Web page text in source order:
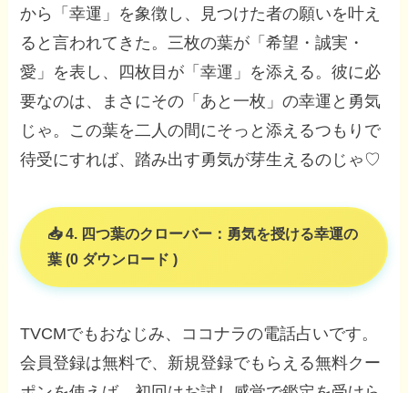
から「幸運」を象徴し、見つけた者の願いを叶え
ると言われてきた。三枚の葉が「希望・誠実・
愛」を表し、四枚目が「幸運」を添える。彼に必
要なのは、まさにその「あと一枚」の幸運と勇気
じゃ。この葉を二人の間にそっと添えるつもりで
待受にすれば、踏み出す勇気が芽生えるのじゃ♡
4. 四つ葉のクローバー：勇気を授ける幸運の
葉 (0 ダウンロード )
TVCMでもおなじみ、ココナラの電話占いです。
会員登録は無料で、新規登録でもらえる無料クー